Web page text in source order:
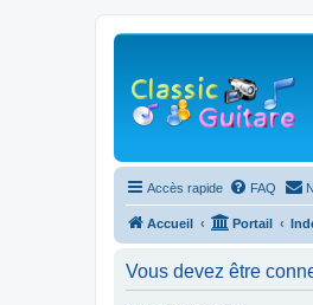
Accès rapide FAQ
Accueil Portail
Vous devez être